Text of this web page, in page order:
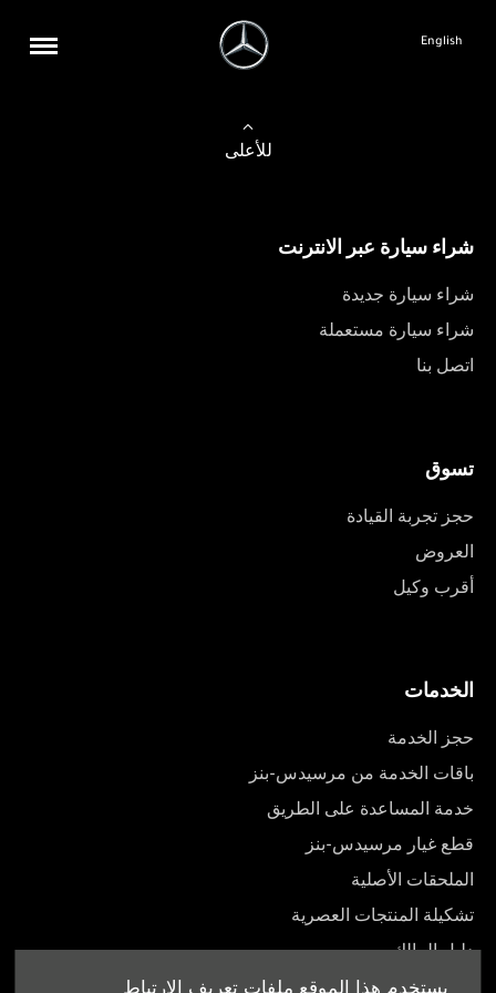
يستخدم هذا الموقع ملفات تعريف الارتباط
English
للأعلى
شراء سيارة عبر الانترنت
شراء سيارة جديدة
شراء سيارة مستعملة
اتصل بنا
تسوق
حجز تجربة القيادة
العروض
أقرب وكيل
الخدمات
حجز الخدمة
باقات الخدمة من مرسيدس-بنز
خدمة المساعدة على الطريق
قطع غيار مرسيدس-بنز
الملحقات الأصلية
تشكيلة المنتجات العصرية
دليل المالك